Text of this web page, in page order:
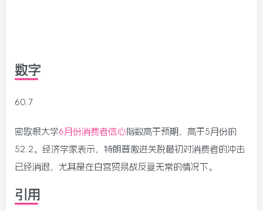
数字
60.7
密歇根大学6月份消费者信心指数高于预期，高于5月份的
52.2。经济学家表示，特朗普激进关税最初对消费者的冲击
已经消退，尤其是在白宫贸易战反复无常的情况下。
引用